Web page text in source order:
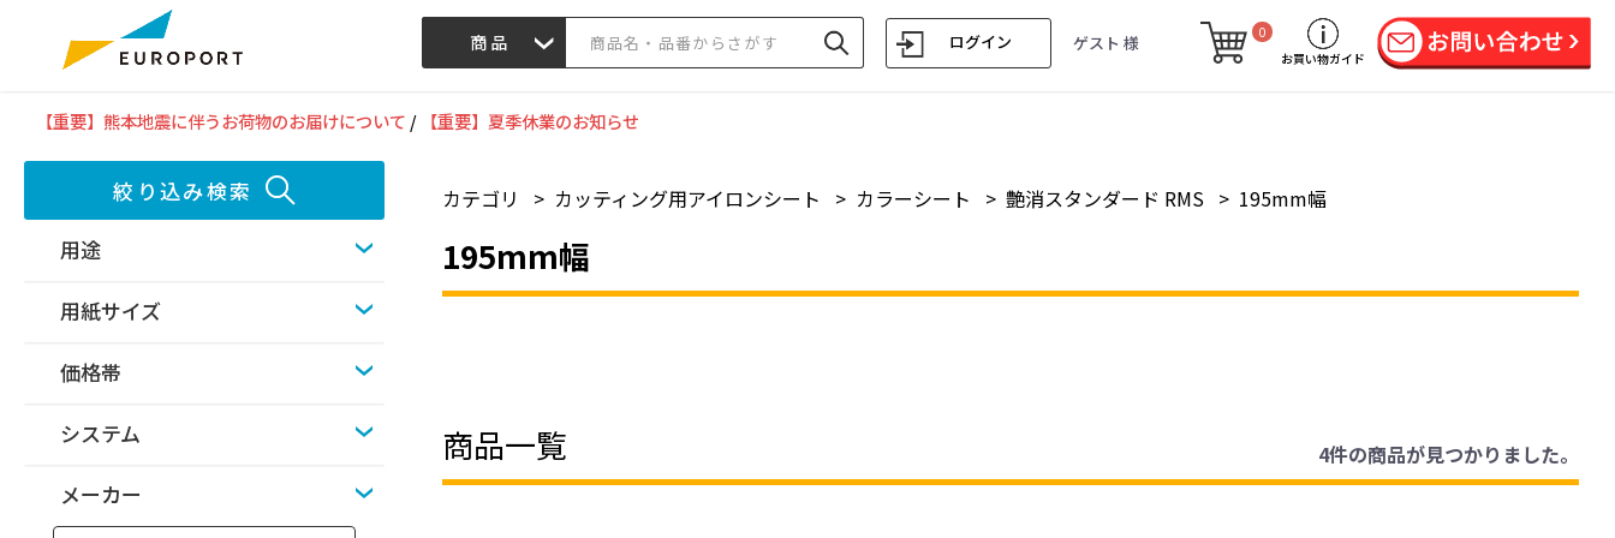
商品 ログイン ゲスト 様
0
お買い物ガイド
【重要】熊本地震に伴うお荷物のお届けについて / 【重要】夏季休業のお知らせ
絞り込み検索
用途
用紙サイズ
価格帯
システム
メーカー
カテゴリ > カッティング用アイロンシート > カラーシート > 艶消スタンダード RMS > 195mm幅
195mm幅
商品一覧 4件の商品が見つかりました。